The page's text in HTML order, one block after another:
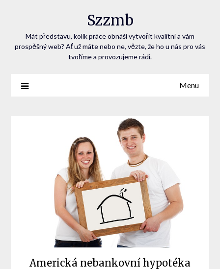
Szzmb
Mát představu, kolik práce obnáší vytvořit kvalitní a vám
prospěšný web? Ať už máte nebo ne, vězte, že ho u nás pro vás
tvoříme a provozujeme rádi.
Menu
Americká nebankovní hypotéka